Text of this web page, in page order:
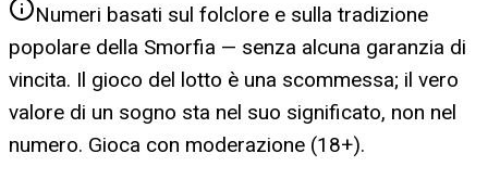
Numeri basati sul folclore e sulla tradizione
popolare della Smorfia — senza alcuna garanzia di
vincita. Il gioco del lotto è una scommessa; il vero
valore di un sogno sta nel suo significato, non nel
numero. Gioca con moderazione (18+).